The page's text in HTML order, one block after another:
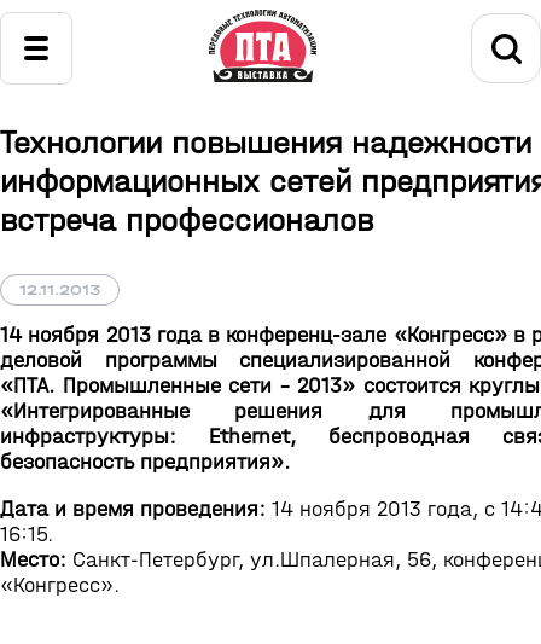
Технологии повышения надежности
информационных сетей
встреча профессионалов
12.11.2013
14 ноября 2013 года в конференц-зале «Конгресс» в
деловой программы специализированной
«ПТА. Промышленные сети - 2013» состоится
«Интегрированные решения для
инфраструктуры: Ethernet, беспроводная
безопасность предприятия».
Дата и время проведения: 14 ноября 2013 года, с
16:15.
Место: Санкт-Петербург, ул.Шпалерная, 56,
«Конгресс».